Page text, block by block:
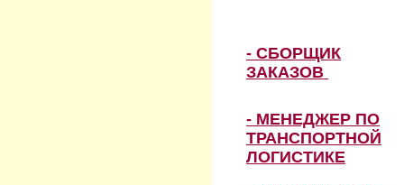
- СБОРЩИК
ЗАКАЗОВ
- МЕНЕДЖЕР ПО
ТРАНСПОРТНОЙ
ЛОГИСТИКЕ